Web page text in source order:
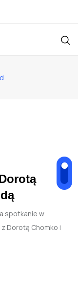
spotkanie w
Dorotą Chomko i